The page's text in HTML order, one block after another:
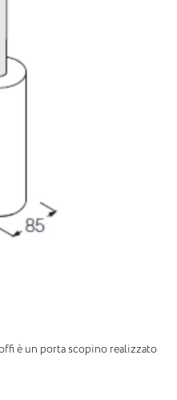
è un porta scopino realizzato